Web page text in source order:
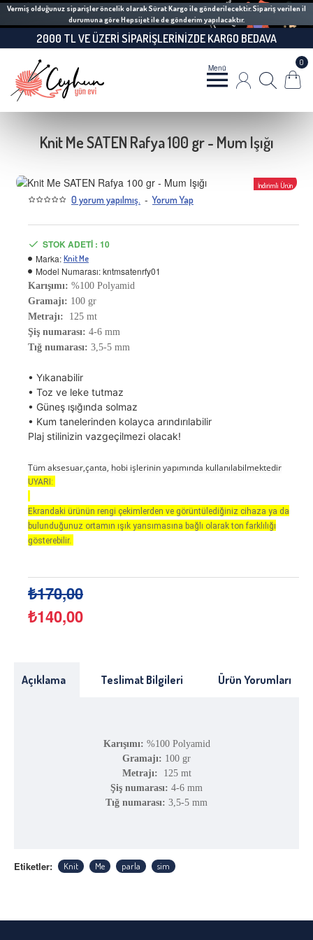
Vermiş olduğunuz siparişler öncelik olarak Sürat Kargo ile gönderilecektir. Sipariş verilen il
durumuna göre Hepsijet ile de gönderim yapılacaktır.
2000 TL VE ÜZERI SIPARIŞLERINIZDE KARGO BEDAVA
0
Knit Me SATEN Rafya 100 gr - Mum Işığı
İndirimli Ürün
0 yorum yapılmış. - Yorum Yap
₺140,00
₺170,00
STOK ADETI : 10
Marka: Knit Me
Model Numarası:kntmsatenrfy01
Karışımı: %100 Polyamid
Gramajı: 100 gr
Metrajı:
125 mt
Şiş numarası: 4-6 mm
Tığ numarası: 3,5-5 mm
• Yıkanabilir
• Toz ve leke tutmaz
• Güneş ışığında solmaz
• Kum tanelerinden kolayca arındırılabilir
Plaj stilinizin vazgeçilmezi olacak!
Tüm aksesuar,çanta, hobi işlerinin yapımında kullanılabilmektedir
UYARI:
Ekrandaki ürünün rengi çekimlerden ve görüntülediğiniz cihaza ya da
bulunduğunuz ortamın ışık yansımasına bağlı olarak ton farklılığı
gösterebilir.
Açıklama Teslimat Bilgileri Ürün Yorumları
Karışımı: %100 Polyamid
Gramajı: 100 gr
Metrajı:
125 mt
Şiş numarası: 4-6 mm
Tığ numarası: 3,5-5 mm
Etiketler: Knit Me parla sim